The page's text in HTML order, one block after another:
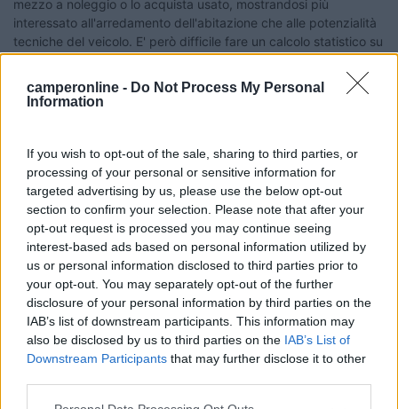
camperonline - Do Not Process My Personal
Information
If you wish to opt-out of the sale, sharing to third parties, or
processing of your personal or sensitive information for
targeted advertising by us, please use the below opt-out
section to confirm your selection. Please note that after your
opt-out request is processed you may continue seeing
interest-based ads based on personal information utilized by
us or personal information disclosed to third parties prior to
your opt-out. You may separately opt-out of the further
disclosure of your personal information by third parties on the
IAB’s list of downstream participants. This information may
also be disclosed by us to third parties on the IAB’s List of
Downstream Participants that may further disclose it to other
mezzo a noleggio o lo acquista usato, mostrandosi più
interessato all'arredamento dell'abitazione che alle potenzialità
tecniche del veicolo. E' però difficile fare un calcolo statistico su
questa tipologia di turismo, poiché "quello in camper è un
turismo che non appare anche perché non ha bisogno di
prenotazioni, non ha una destinazione predefinita e non viene
motivi per cui si sceglie il camper per trascorrere le proprie
vacanze sono principalmente la libertà di spostamento (51%), il
risparmio economico(23%) e la voglia di contatto con la natura
e spazi liberi(20%). La ricerca di Assocamp-Confcommercio
smentisce inoltre il luogo comune per cui la vacanza in camper
sia un tipo di vacanza povera: la spesa media giornaliera di chi
sceglie di viaggiare con queste modalità è, infatti, di 70 euro al
giorno, prezzo per cui è possibile considerare l'alternativa di
pernottare in un albergo a tre stelle. La vacanza in camper è
comunque prevalentemente a carattere familiare: meno del
30% di coloro che amano il turismo itinerante portano amici in
viaggio, e una volta familiarizzato con questo tipo di turismo